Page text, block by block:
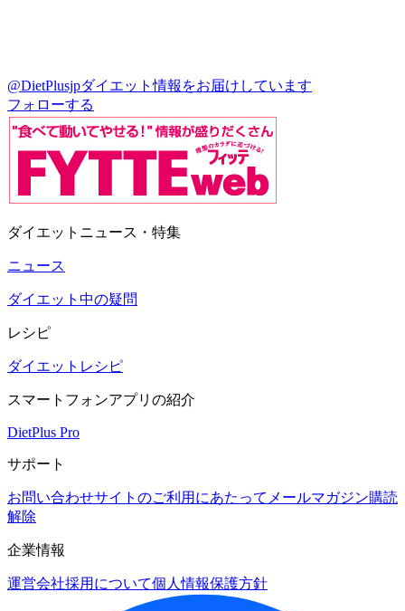
@DietPlusjpダイエット情報をお届けしています
フォローする
ダイエットニュース・特集
ニュース
ダイエット中の疑問
レシピ
ダイエットレシピ
スマートフォンアプリの紹介
DietPlus Pro
サポート
お問い合わせサイトのご利用にあたって メールマガジン購読
解除
企業情報
運営会社採用について個人情報保護方針